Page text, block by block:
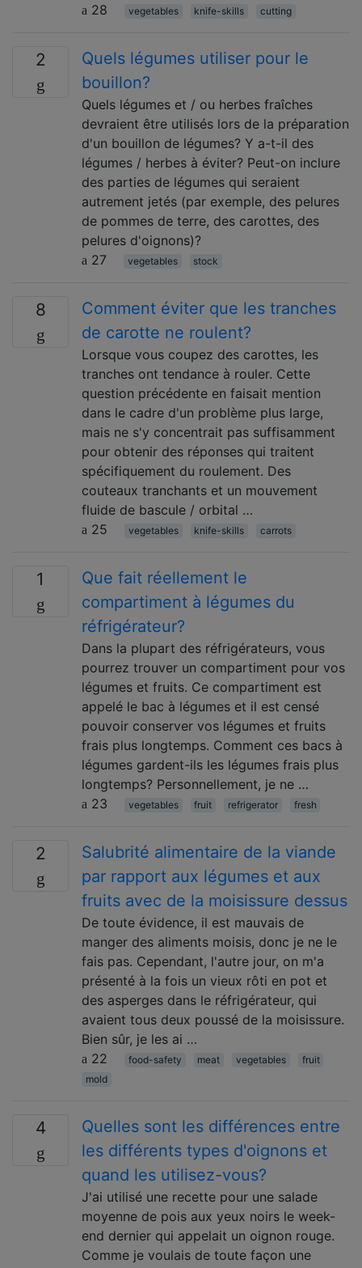
28
vegetables knife-skills cutting
2
Quels légumes utiliser pour le
bouillon?
Quels légumes et / ou herbes fraîches
devraient être utilisés lors de la préparation
d'un bouillon de légumes? Y a-t-il des
légumes / herbes à éviter? Peut-on inclure
des parties de légumes qui seraient
autrement jetés (par exemple, des pelures
de pommes de terre, des carottes, des
pelures d'oignons)?
27
vegetables stock
8
Comment éviter que les tranches
de carotte ne roulent?
Lorsque vous coupez des carottes, les
tranches ont tendance à rouler. Cette
question précédente en faisait mention
dans le cadre d'un problème plus large,
mais ne s'y concentrait pas suffisamment
pour obtenir des réponses qui traitent
spécifiquement du roulement. Des
couteaux tranchants et un mouvement
fluide de bascule / orbital …
25
vegetables knife-skills carrots
1
Que fait réellement le
compartiment à légumes du
réfrigérateur?
Dans la plupart des réfrigérateurs, vous
pourrez trouver un compartiment pour vos
légumes et fruits. Ce compartiment est
appelé le bac à légumes et il est censé
pouvoir conserver vos légumes et fruits
frais plus longtemps. Comment ces bacs à
légumes gardent-ils les légumes frais plus
longtemps? Personnellement, je ne …
23
vegetables fruit refrigerator fresh
2
Salubrité alimentaire de la viande
par rapport aux légumes et aux
fruits avec de la moisissure dessus
De toute évidence, il est mauvais de
manger des aliments moisis, donc je ne le
fais pas. Cependant, l'autre jour, on m'a
présenté à la fois un vieux rôti en pot et
des asperges dans le réfrigérateur, qui
avaient tous deux poussé de la moisissure.
Bien sûr, je les ai …
22
food-safety meat vegetables
fruit
mold
4
Quelles sont les différences entre
les différents types d'oignons et
quand les utilisez-vous?
J'ai utilisé une recette pour une salade
moyenne de pois aux yeux noirs le week-
end dernier qui appelait un oignon rouge.
Comme je voulais de toute façon une